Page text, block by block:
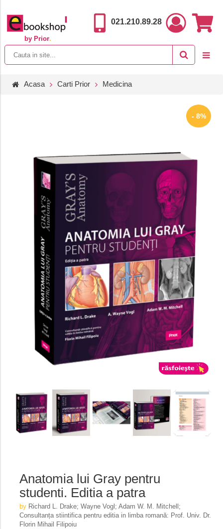
by Prior.
021.210.89.28
Acasa Carti Prior Medicina
- 8%
Anatomia lui Gray pentru
studenti. Editia a patra
by Richard L. Drake; Wayne Vogl; Adam W. M. Mitchell;
Consultanța stiintifica pentru editia in limba romană: Prof. Univ. Dr.
Florin Mihail Filipoiu